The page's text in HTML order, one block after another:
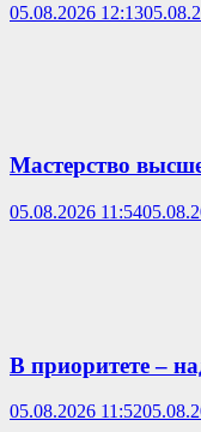
05.08.2026 12:13
Мастерство
05.08.2026 11:54
В приоритете –
05.08.2026 11:52